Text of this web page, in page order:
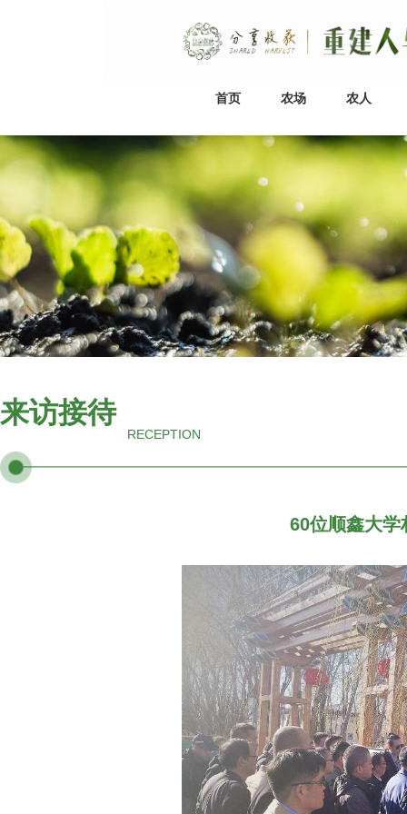
首页 农场 农人
来访接待
RECEPTION
60位顺鑫大学